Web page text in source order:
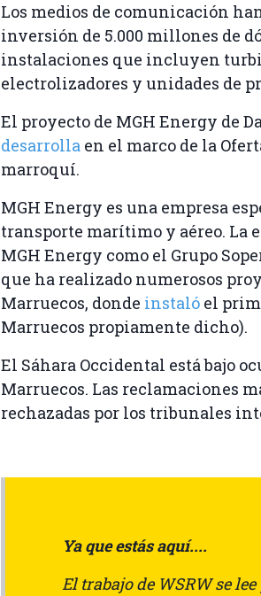
Los medios de comunicación
inversión de 5.000 millones de
instalaciones que incluyen
electrolizadores y unidades de
El proyecto de MGH Energy de
desarrolla en el marco de la
marroquí.
MGH Energy es una empresa
transporte marítimo y aéreo. La
MGH Energy como el Grupo
que ha realizado numerosos
Marruecos, donde instaló el
Marruecos propiamente dicho).
El Sáhara Occidental está bajo
Marruecos. Las reclamaciones
rechazadas por los tribunales
Ya que estás aquí....
El trabajo de WSRW se